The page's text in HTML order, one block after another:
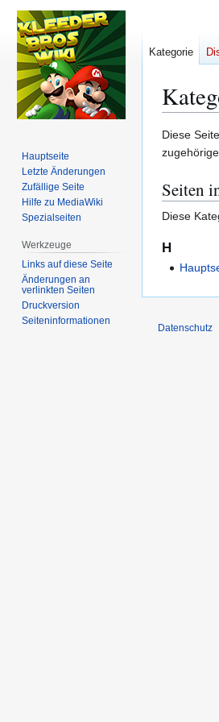
Zur
Navigation
Zur
Suche
Diese
Seiten
Diese
H
Kategorie
Hauptseite
Letzte Änderungen
Zufällige Seite
Hilfe zu MediaWiki
Spezialseiten
Werkzeuge
Links auf diese Seite
Änderungen an
verlinkten Seiten
Druckversion
Seiten­­informationen
Datenschutz